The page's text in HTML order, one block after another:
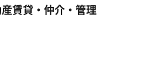
賃貸・仲介・管理